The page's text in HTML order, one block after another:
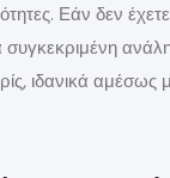
Εάν δεν
ιδανικά αμέσως